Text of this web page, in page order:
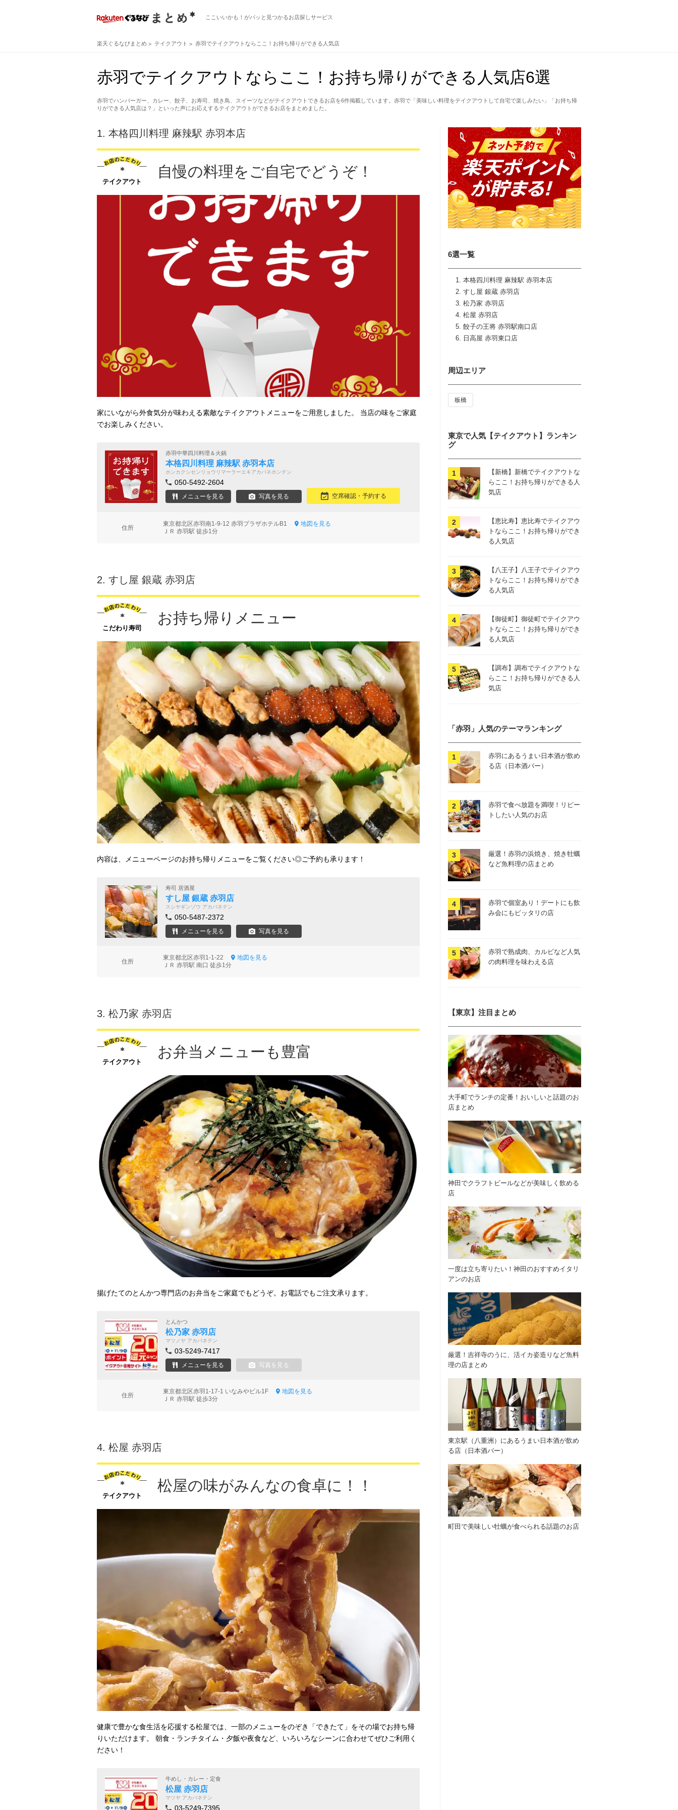
ここいいかも！がパッと見つかるお店探しサービス
楽天ぐるなびまとめ テイクアウト 赤羽でテイクアウトならここ！お持ち帰りができる人気店
赤羽でテイクアウトならここ！お持ち帰りができる人気店6選
赤羽でハンバーガー、カレー、餃子、お寿司、焼き鳥、スイーツなどがテイクアウトできるお店を6件掲載しています。赤羽で「美味しい料理をテイクアウトして自宅で楽しみたい」「お持ち帰
りができる人気店は？」といった声にお応えするテイクアウトができるお店をまとめました。
6選一覧
本格四川料理 麻辣駅 赤羽本店
すし屋 銀蔵 赤羽店
松乃家 赤羽店
松屋 赤羽店
餃子の王将 赤羽駅南口店
日高屋 赤羽東口店
1. 本格四川料理 麻辣駅 赤羽本店
テイクアウト
自慢の料理をご自宅でどうぞ！
家にいながら外食気分が味わえる素敵なテイクアウトメニューをご用意しました。 当店の味をご家庭
でお楽しみください。
赤羽中華四川料理＆火鍋
本格四川料理 麻辣駅 赤羽本店
ホンカクシセンリョウリマーラーエキアカバネホンテン
050-5492-2604
メニューを見る 写真を見る 空席確認・予約する
住所
東京都北区赤羽南1-9-12 赤羽プラザホテルB1
地図を見る
ＪＲ 赤羽駅 徒歩1分
2. すし屋 銀蔵 赤羽店
こだわり寿司
お持ち帰りメニュー
内容は、メニューページのお持ち帰りメニューをご覧ください◎ご予約も承ります！
寿司 居酒屋
すし屋 銀蔵 赤羽店
スシヤギンゾウ アカバネテン
050-5487-2372
メニューを見る 写真を見る
住所
東京都北区赤羽1-1-22
地図を見る
ＪＲ 赤羽駅 南口 徒歩1分
3. 松乃家 赤羽店
テイクアウト
お弁当メニューも豊富
揚げたてのとんかつ専門店のお弁当をご家庭でもどうぞ。お電話でもご注文承ります。
とんかつ
松乃家 赤羽店
マツノヤ アカバネテン
03-5249-7417
メニューを見る 写真を見る
住所
東京都北区赤羽1-17-1 いなみやビル1F
地図を見る
ＪＲ 赤羽駅 徒歩3分
4. 松屋 赤羽店
テイクアウト
松屋の味がみんなの食卓に！！
健康で豊かな食生活を応援する松屋では、一部のメニューをのぞき「できたて」をその場でお持ち帰
りいただけます。 朝食・ランチタイム・夕飯や夜食など、いろいろなシーンに合わせてぜひご利用く
ださい！
牛めし・カレー・定食
松屋 赤羽店
マツヤ アカバネテン
03-5249-7395
周辺エリア
板橋
東京で人気【テイクアウト】ランキン
グ
【新橋】新橋でテイクアウトな
らここ！お持ち帰りができる人
気店
【恵比寿】恵比寿でテイクアウ
トならここ！お持ち帰りができ
る人気店
【八王子】八王子でテイクアウ
トならここ！お持ち帰りができ
る人気店
【御徒町】御徒町でテイクアウ
トならここ！お持ち帰りができ
る人気店
【調布】調布でテイクアウトな
らここ！お持ち帰りができる人
気店
「赤羽」人気のテーマランキング
赤羽にあるうまい日本酒が飲め
る店（日本酒バー）
赤羽で食べ放題を満喫！リピー
トしたい人気のお店
厳選！赤羽の浜焼き、焼き牡蠣
など魚料理の店まとめ
赤羽で個室あり！デートにも飲
み会にもピッタリの店
赤羽で熟成肉、カルビなど人気
の肉料理を味わえる店
【東京】注目まとめ
大手町でランチの定番！おいしいと話題のお
店まとめ
神田でクラフトビールなどが美味しく飲める
店
一度は立ち寄りたい！神田のおすすめイタリ
アンのお店
厳選！吉祥寺のうに、活イカ姿造りなど魚料
理の店まとめ
東京駅（八重洲）にあるうまい日本酒が飲め
る店（日本酒バー）
町田で美味しい牡蠣が食べられる話題のお店